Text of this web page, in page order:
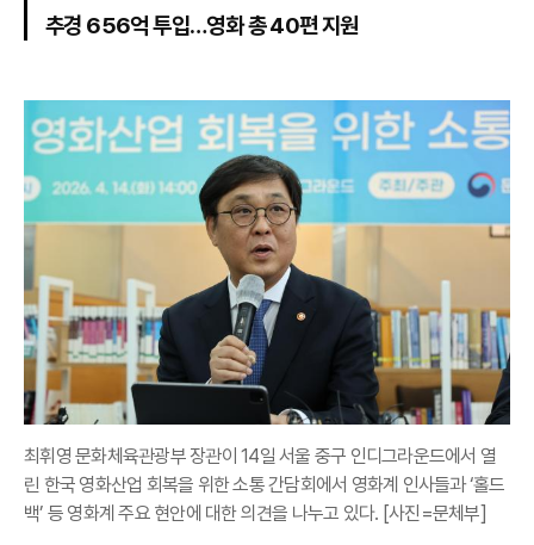
추경 656억 투입…영화 총 40편 지원
최휘영 문화체육관광부 장관이 14일 서울 중구 인디그라운드에서 열
린 한국 영화산업 회복을 위한 소통 간담회에서 영화계 인사들과 ‘홀드
백’ 등 영화계 주요 현안에 대한 의견을 나누고 있다. [사진=문체부]